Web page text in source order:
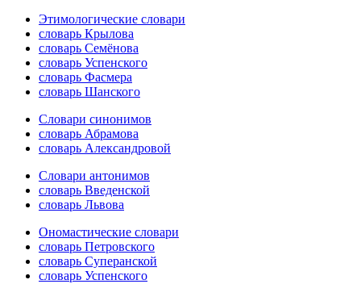
Этимологические словари
словарь Крылова
словарь Семёнова
словарь Успенского
словарь Фасмера
словарь Шанского
Словари синонимов
словарь Абрамова
словарь Александровой
Словари антонимов
словарь Введенской
словарь Львова
Ономастические словари
словарь Петровского
словарь Суперанской
словарь Успенского